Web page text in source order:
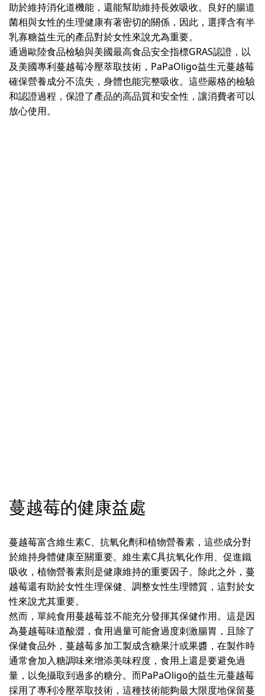
助於維持消化道機能，還能幫助維持長效吸收。良好的腸道
菌相與女性的生理健康有著密切的關係，因此，選擇含有半
乳寡糖益生元的產品對於女性來說尤為重要。
通過歐陸食品檢驗與美國最高食品安全指標GRAS認證，以
及美國專利蔓越莓冷壓萃取技術，PaPaOligo益生元蔓越莓
確保營養成分不流失，身體也能完整吸收。這些嚴格的檢驗
和認證過程，保證了產品的高品質和安全性，讓消費者可以
放心使用。
蔓越莓的健康益處
蔓越莓富含維生素C、抗氧化劑和植物營養素，這些成分對
於維持身體健康至關重要。維生素C具抗氧化作用、促進鐵
吸收，植物營養素則是健康維持的重要因子。除此之外，蔓
越莓還有助於女性生理保健、調整女性生理體質，這對於女
性來說尤其重要。
然而，單純食用蔓越莓並不能充分發揮其保健作用。這是因
為蔓越莓味道酸澀，食用過量可能會過度刺激腸胃，且除了
保健食品外，蔓越莓多加工製成含糖果汁或果醬，在製作時
通常會加入糖調味來增添美味程度，食用上還是要避免過
量，以免攝取到過多的糖分。而PaPaOligo的益生元蔓越莓
採用了專利冷壓萃取技術，這種技術能夠最大限度地保留蔓